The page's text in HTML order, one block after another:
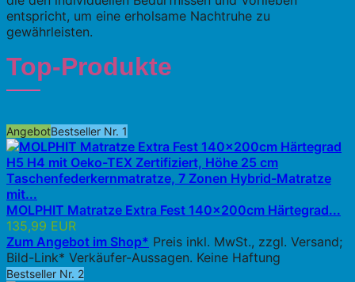
entspricht, um eine erholsame Nachtruhe zu
gewährleisten.
Top-Produkte
AngebotBestseller Nr. 1
MOLPHIT Matratze Extra Fest 140x200cm Härtegrad...
135,99 EUR
Zum Angebot im Shop* Preis inkl. MwSt., zzgl. Versand;
Bild-Link* Verkäufer-Aussagen. Keine Haftung
Bestseller Nr. 2